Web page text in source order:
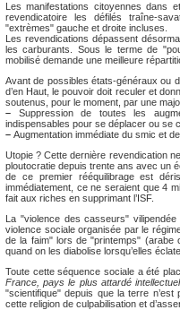
Les manifestations citoyennes dans
revendicatoire les défilés traîne-
"extrèmes" gauche et droite incluses.
Les revendications dépassent
les carburants. Sous le terme de
mobilisé demande une meilleure
Avant de possibles états-généraux ou
d’en Haut, le pouvoir doit reculer et
soutenus, pour le moment, par une
– Suppression de toutes les
indispensables pour se déplacer ou se
– Augmentation immédiate du smic et
Utopie ? Cette dernière revendication
ploutocratie depuis trente ans avec un
de ce premier rééquilibrage est
immédiatement, ce ne seraient que 4
fait aux riches en supprimant l’ISF.
La "violence des casseurs"
violence sociale organisée par le
de la faim" lors de "printemps" (arabe
quand on les diabolise lorsqu’elles
Toute cette séquence sociale a été
France, pays le plus attardé
"scientifique" depuis que la terre
cette religion de culpabilisation et